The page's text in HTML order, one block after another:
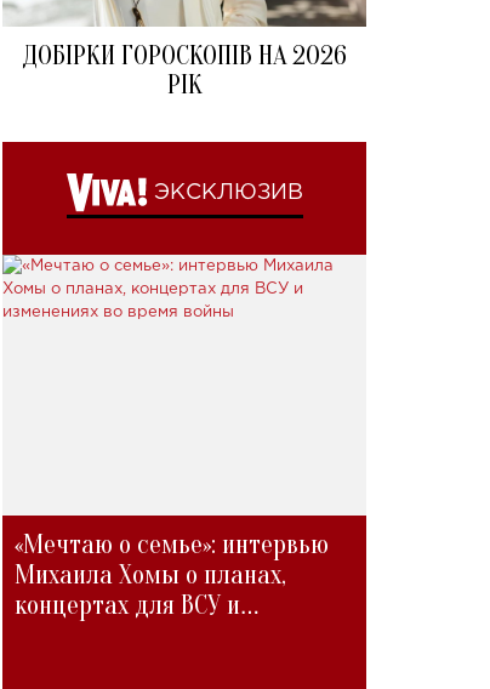
ДОБІРКИ ГОРОСКОПІВ НА 2026
РІК
ЭКСКЛЮЗИВ
«Мечтаю о семье»: интервью
Михаила Хомы о планах,
концертах для ВСУ и